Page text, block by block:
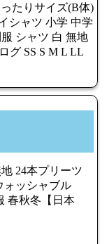
たりサイズ(B体)
シャツ 小学 中学
シャツ 白 無地
グ SS S M L LL
24本プリーツ
ォッシャブル
春秋冬【日本